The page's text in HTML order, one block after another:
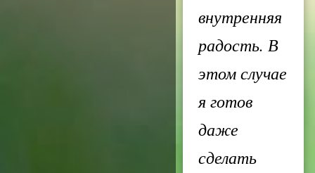
внутренняя
радость. В
этом случае
я готов
даже
сделать